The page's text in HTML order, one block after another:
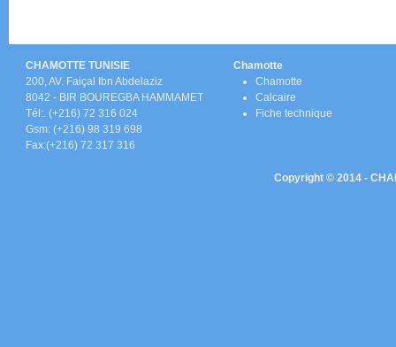
CHAMOTTE TUNISIE
200, AV. Faiçal Ibn Abdelaziz
8042 - BIR BOUREGBA HAMMAMET
Tél:. (+216) 72 316 024
Gsm: (+216) 98 319 698
Fax:(+216) 72 317 316
Chamotte
C hamotte
Calcaire
Fiche technique
Copyright © 2014 -